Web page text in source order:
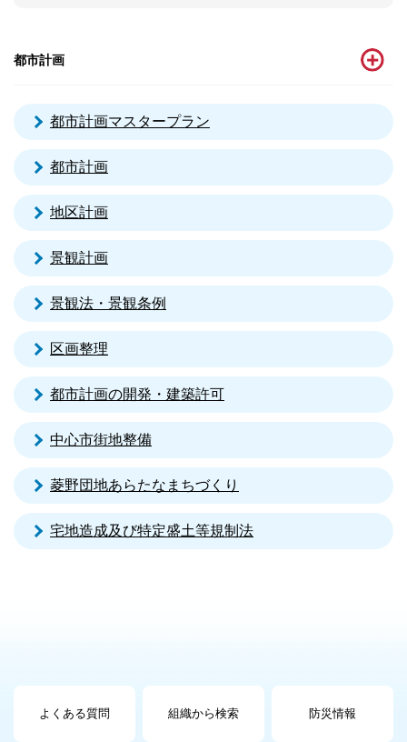
都市計画
都市計画マスタープラン
都市計画
地区計画
景観計画
景観法・景観条例
区画整理
都市計画の開発・建築許可
中心市街地整備
菱野団地あらたなまちづくり
宅地造成及び特定盛土等規制法
よくある質問 組織から検索 防災情報